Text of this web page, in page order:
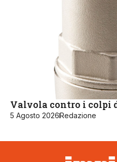
Valvola contro i colpi
5 Agosto 2026Redazione